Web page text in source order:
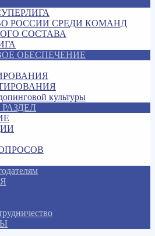
РОССИИ СРЕДИ КОМАНД
СОСТАВА
ОБЕСПЕЧЕНИЕ
культуры